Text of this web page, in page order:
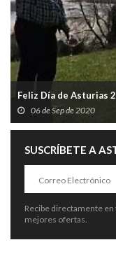
Feliz Día de Asturias
06 de Sep de 2020
SUSCRÍBETE A
Recibe directamente en
mejores ofertas.